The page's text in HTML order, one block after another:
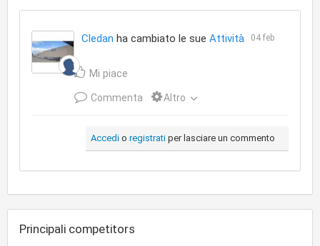
Cledan ha cambiato le sue Attività 04 feb
Mi piace
Commenta Altro
Accedi o registrati per lasciare un commento
Principali competitors